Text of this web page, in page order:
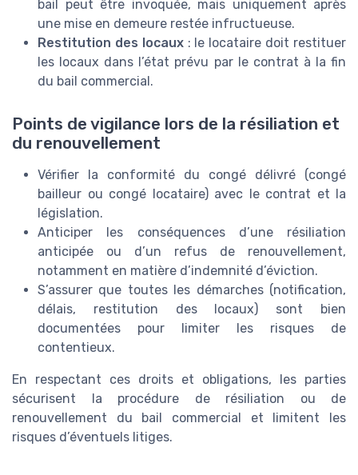
bail peut être invoquée, mais uniquement après
une mise en demeure restée infructueuse.
Restitution des locaux: le locataire doit restituer
les locaux dans l’état prévu par le contrat à la fin
du bail commercial.
Points de vigilance lors de la résiliation et
du renouvellement
Vérifier la conformité du congé délivré (congé
bailleur ou congé locataire) avec le contrat et la
législation.
Anticiper les conséquences d’une résiliation
anticipée ou d’un refus de renouvellement,
notamment en matière d’indemnité d’éviction.
S’assurer que toutes les démarches (notification,
délais, restitution des locaux) sont bien
documentées pour limiter les risques de
contentieux.
En respectant ces droits et obligations, les parties
sécurisent la procédure de résiliation ou de
renouvellement du bail commercial et limitent les
risques d’éventuels litiges.